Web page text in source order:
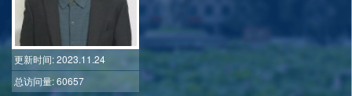
更新时间: 2023.11.24
总访问量: 60657